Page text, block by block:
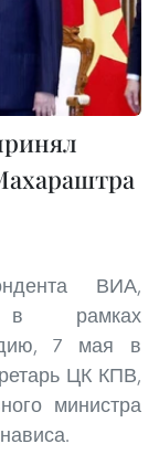
ВИА,
в рамках
7 мая в
ЦК КПВ,
министра